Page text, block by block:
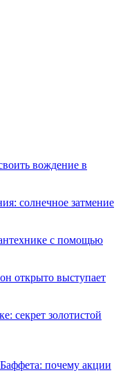
вождение в
солнечное затмение
с помощью
открыто выступает
секрет золотистой
почему акции